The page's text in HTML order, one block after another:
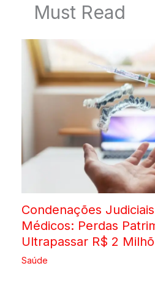
Must Read
Condenações
Médicos: Perdas
Ultrapassar R$ 2
Saúde